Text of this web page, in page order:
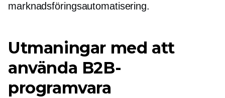
marknadsföringsautomatisering.
Utmaningar med att
använda B2B-
programvara